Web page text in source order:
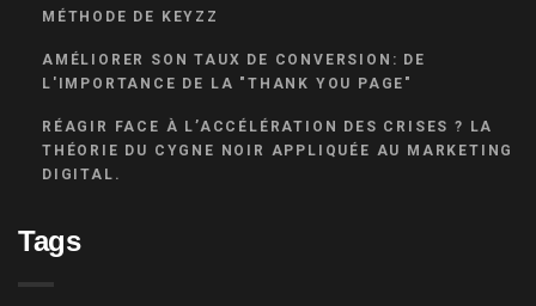
MÉTHODE DE KEYZZ
AMÉLIORER SON TAUX DE CONVERSION: DE
L'IMPORTANCE DE LA "THANK YOU PAGE"
RÉAGIR FACE À L’ACCÉLÉRATION DES CRISES ? LA
THÉORIE DU CYGNE NOIR APPLIQUÉE AU MARKETING
DIGITAL.
Tags